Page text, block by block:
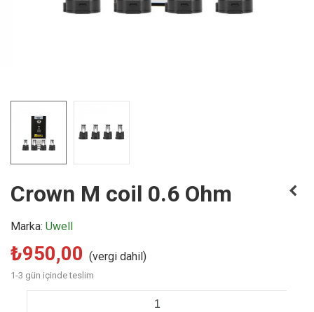
Crown M coil 0.6 Ohm
Marka: Uwell
₺950,00 (vergi dahil)
1-3 gün içinde teslim